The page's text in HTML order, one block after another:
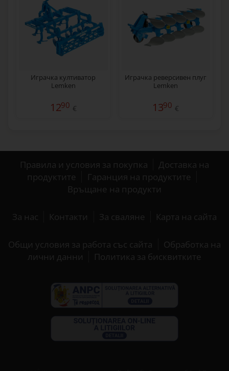
Играчка култиватор
Lemken
1290 €
Играчка реверсивен плуг
Lemken
1390 €
Правила и условия за покупка
Доставка на
продуктите
Гаранция на продуктите
Връщане на продукти
За нас Контакти За сваляне Карта на сайта
Общи условия за работа със сайта
Обработка на
лични данни
Политика за бисквитките